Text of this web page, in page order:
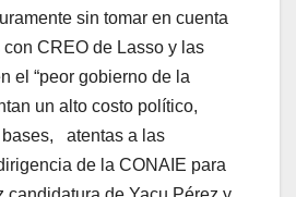
sin tomar en cuenta
CREO de Lasso y las
el “peor gobierno de la
un alto costo político,
bases, atentas a las
de la CONAIE para